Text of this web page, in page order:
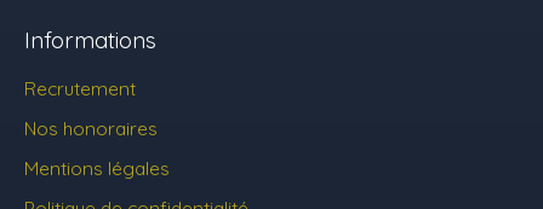
Informations
Recrutement
Nos honoraires
Mentions légales